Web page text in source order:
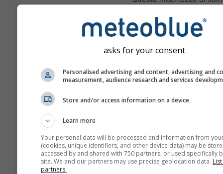
di previsione.
La previsione è generata
modelli "ensemble".
parametri
previsioni in maniera più
Ulteriori dati meteo
asks for your consent
Personalised advertising and content, advertising and
measurement, audience research and services
Store and/or access information on a device
Learn more
Your personal data will be processed and information from
(cookies, unique identifiers, and other device data) may be
accessed by and shared with 750 partners, or used specifically
site. We and our partners may use precise geolocation data.
partners.